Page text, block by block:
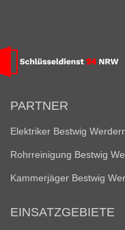
PARTNER
Elektriker Bestwig
Rohrreinigung Bestwig
Kammerjäger Bestwig
EINSATZGEBIETE